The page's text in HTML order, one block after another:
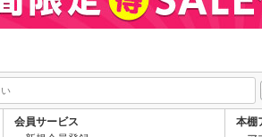
会員サービス
本棚